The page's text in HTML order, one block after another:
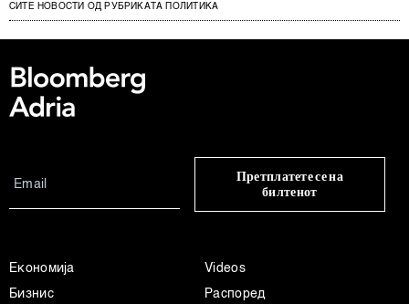
СИТЕ НОВОСТИ ОД РУБРИКАТА ПОЛИТИКА
Претплатете се на
билтенот
Економија
Бизнис
Videos
Распоред